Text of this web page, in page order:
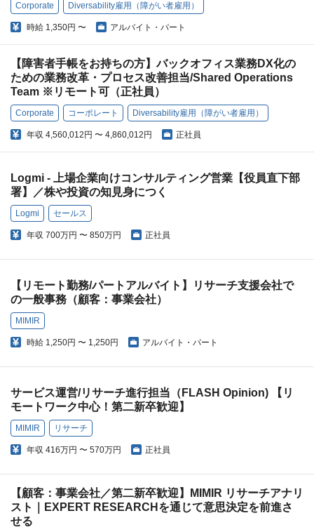
Corporate Diversability雇用（障がい者雇用）
時給 1,350円 〜 アルバイト・パート
【障害者手帳をお持ちの方】バックオフィス業務DX化の
ための業務改革・プロセス改善担当/Shared Operations
Team ※リモート可（正社員）
Corporate コーポレート Diversability雇用（障がい者雇用）
年収 4,560,012円 〜 4,860,012円 正社員
Logmi - 上場企業向けコンサルティング営業【役員直下部
署】／株や投資の知見身につく
Logmi セールス
年収 700万円 〜 850万円 正社員
【リモート勤務/パートアルバイト】リサーチ支援会社で
の一般事務（顧客：事業会社）
MIMIR
時給 1,250円 〜 1,250円 アルバイト・パート
サービス運営/リサーチ進行担当（FLASH Opinion) 【リ
モートワーク中心！第二新卒歓迎】
MIMIR リサーチ
年収 416万円 〜 570万円 正社員
【顧客：事業会社／第二新卒歓迎】MIMIR リサーチアナリ
スト｜EXPERT RESEARCHを通じて意思決定を前進さ
せる